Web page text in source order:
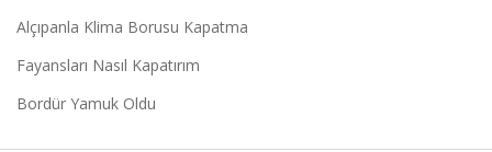
Alçıpanla Klima Borusu Kapatma
Fayansları Nasıl Kapatırım
Bordür Yamuk Oldu